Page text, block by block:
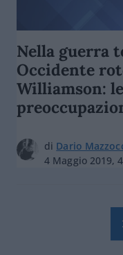
Nella guerra
Occidente
Williamson:
di Dario
4 Maggio 2019,